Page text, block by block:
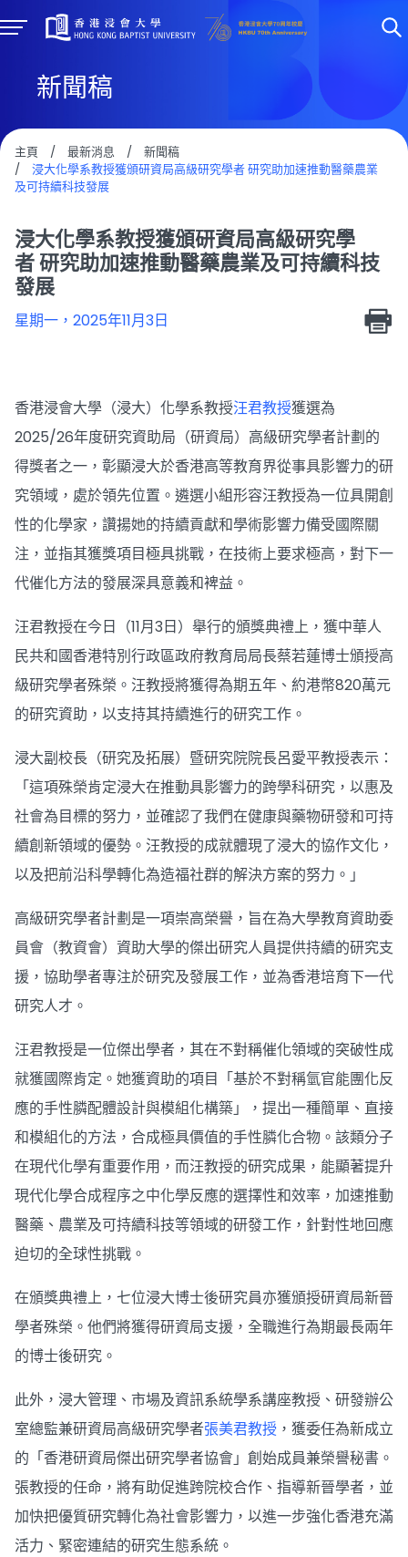
新聞稿
主頁 / 最新消息 /
新聞稿
/
浸大化學系教授獲頒研資局高級研究學者 研究助加速推動醫藥農業
及可持續科技發展
浸大化學系教授獲頒研資局高級研究學
者 研究助加速推動醫藥農業及可持續科技
發展
星期一，2025年11月3日
香港浸會大學（浸大）化學系教授汪君教授獲選為
2025/26年度研究資助局（研資局）高級研究學者計劃的
得獎者之一，彰顯浸大於香港高等教育界從事具影響力的研
究領域，處於領先位置。遴選小組形容汪教授為一位具開創
性的化學家，讚揚她的持續貢獻和學術影響力備受國際關
注，並指其獲獎項目極具挑戰，在技術上要求極高，對下一
代催化方法的發展深具意義和裨益。
汪君教授在今日（11月3日）舉行的頒獎典禮上，獲中華人
民共和國香港特別行政區政府教育局局長蔡若蓮博士頒授高
級研究學者殊榮。汪教授將獲得為期五年、約港幣820萬元
的研究資助，以支持其持續進行的研究工作。
浸大副校長（研究及拓展）暨研究院院長呂愛平教授表示：
「這項殊榮肯定浸大在推動具影響力的跨學科研究，以惠及
社會為目標的努力，並確認了我們在健康與藥物研發和可持
續創新領域的優勢。汪教授的成就體現了浸大的協作文化，
以及把前沿科學轉化為造福社群的解決方案的努力。」
高級研究學者計劃是一項崇高榮譽，旨在為大學教育資助委
員會（教資會）資助大學的傑出研究人員提供持續的研究支
援，協助學者專注於研究及發展工作，並為香港培育下一代
研究人才。
汪君教授是一位傑出學者，其在不對稱催化領域的突破性成
就獲國際肯定。她獲資助的項目「基於不對稱氫官能團化反
應的手性膦配體設計與模組化構築」，提出一種簡單、直接
和模組化的方法，合成極具價值的手性膦化合物。該類分子
在現代化學有重要作用，而汪教授的研究成果，能顯著提升
現代化學合成程序之中化學反應的選擇性和效率，加速推動
醫藥、農業及可持續科技等領域的研發工作，針對性地回應
迫切的全球性挑戰。
在頒獎典禮上，七位浸大博士後研究員亦獲頒授研資局新晉
學者殊榮。他們將獲得研資局支援，全職進行為期最長兩年
的博士後研究。
此外，浸大管理、市場及資訊系統學系講座教授、研發辦公
室總監兼研資局高級研究學者張美君教授 ，獲委任為新成立
的「香港研資局傑出研究學者協會」創始成員兼榮譽秘書。
張教授的任命，將有助促進跨院校合作、指導新晉學者，並
加快把優質研究轉化為社會影響力，以進一步強化香港充滿
活力、緊密連結的研究生態系統。